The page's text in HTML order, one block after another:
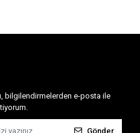
bilgilendirmelerden e-posta ile
Gönder